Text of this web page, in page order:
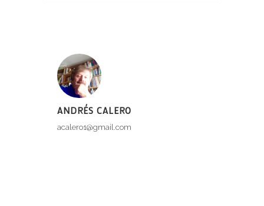
ANDRÉS CALERO
acalero1@gmail.com